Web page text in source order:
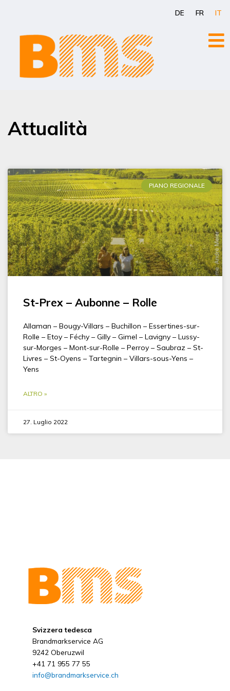
DE FR IT
Attualità
PIANO REGIONALE
St-Prex – Aubonne – Rolle
Allaman – Bougy-Villars – Buchillon – Essertines-sur-
Rolle – Etoy – Féchy – Gilly – Gimel – Lavigny – Lussy-
sur-Morges – Mont-sur-Rolle – Perroy – Saubraz – St-
Livres – St-Oyens – Tartegnin – Villars-sous-Yens –
Yens
ALTRO »
27. Luglio 2022
Svizzera tedesca
Brandmarkservice AG
9242 Oberuzwil
+41 71 955 77 55
info@brandmarkservice.ch